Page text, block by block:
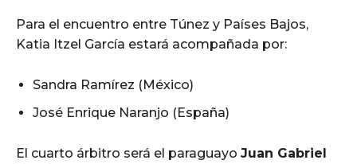
Para el encuentro entre Túnez y Países Bajos,
Katia Itzel García estará acompañada por:
Sandra Ramírez (México)
José Enrique Naranjo (España)
El cuarto árbitro será el paraguayo Juan Gabriel